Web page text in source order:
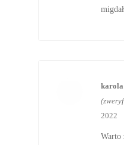
karola
2022
Warto